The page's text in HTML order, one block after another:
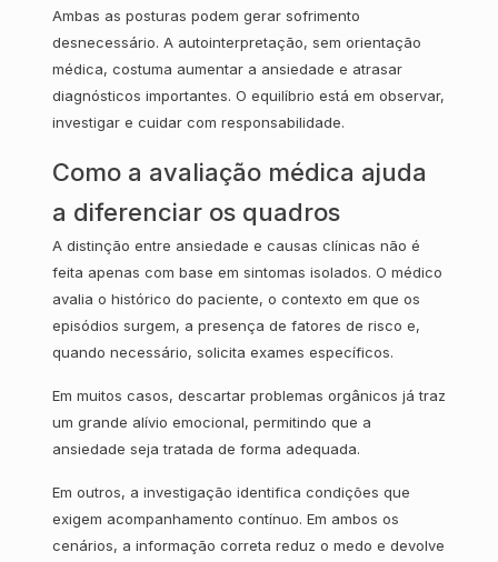
Ambas as posturas podem gerar sofrimento
desnecessário. A autointerpretação, sem orientação
médica, costuma aumentar a ansiedade e atrasar
diagnósticos importantes. O equilíbrio está em observar,
investigar e cuidar com responsabilidade.
Como a avaliação médica ajuda
a diferenciar os quadros
A distinção entre ansiedade e causas clínicas não é
feita apenas com base em sintomas isolados. O médico
avalia o histórico do paciente, o contexto em que os
episódios surgem, a presença de fatores de risco e,
quando necessário, solicita exames específicos.
Em muitos casos, descartar problemas orgânicos já traz
um grande alívio emocional, permitindo que a
ansiedade seja tratada de forma adequada.
Em outros, a investigação identifica condições que
exigem acompanhamento contínuo. Em ambos os
cenários, a informação correta reduz o medo e devolve